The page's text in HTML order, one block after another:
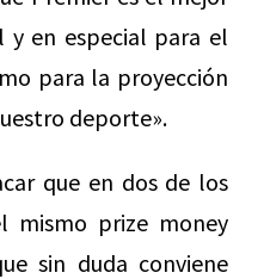
en especial para el
para la proyección
deporte».
que en dos de los
mismo prize money
sin duda conviene